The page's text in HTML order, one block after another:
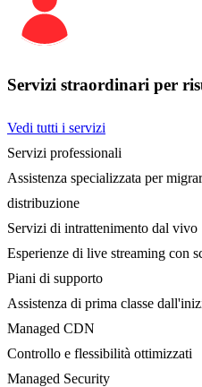
Servizi straordinari per
Vedi tutti i servizi
Servizi professionali
Assistenza specializzata per
distribuzione
Servizi di intrattenimento dal vivo
Esperienze di live streaming con
Piani di supporto
Assistenza di prima classe
Managed CDN
Controllo e flessibilità ottimizzati
Managed Security